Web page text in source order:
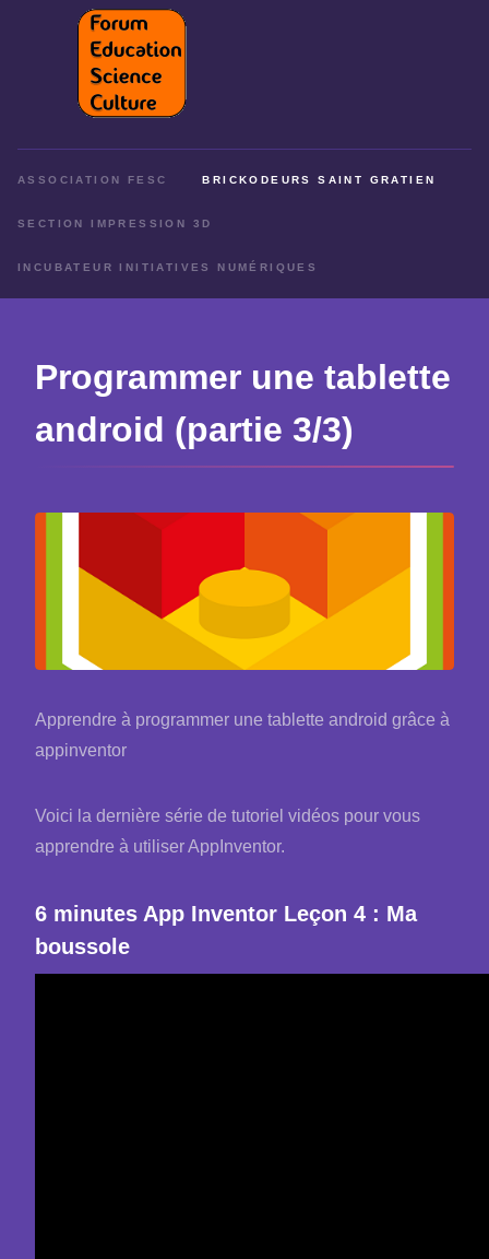
ASSOCIATION FESC BRICKODEURS SAINT GRATIEN
SECTION IMPRESSION 3D
INCUBATEUR INITIATIVES NUMÉRIQUES
Programmer une tablette
android (partie 3/3)
Apprendre à programmer une tablette android grâce à
appinventor
Voici la dernière série de tutoriel vidéos pour vous
apprendre à utiliser AppInventor.
6 minutes App Inventor Leçon 4 : Ma
boussole